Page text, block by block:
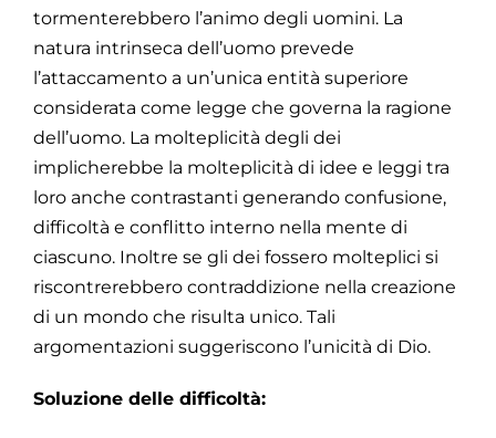
tormenterebbero l’animo degli uomini. La
natura intrinseca dell’uomo prevede
l’attaccamento a un’unica entità superiore
considerata come legge che governa la ragione
dell’uomo. La molteplicità degli dei
implicherebbe la molteplicità di idee e leggi tra
loro anche contrastanti generando confusione,
difficoltà e conflitto interno nella mente di
ciascuno. Inoltre se gli dei fossero molteplici si
riscontrerebbero contraddizione nella creazione
di un mondo che risulta unico. Tali
argomentazioni suggeriscono l’unicità di Dio.
Soluzione delle difficoltà: